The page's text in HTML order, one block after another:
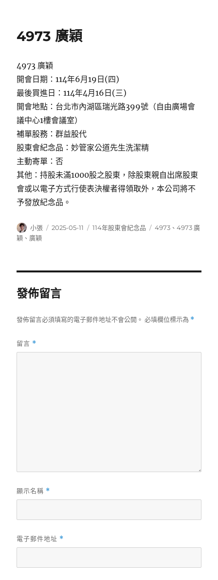
4973 廣穎
4973 廣穎
開會日期：114年6月19日(四)
最後買進日：114年4月16日(三)
開會地點：台北市內湖區瑞光路399號（自由廣場會
議中心1樓會議室）
補單股務：群益股代
股東會紀念品：妙管家公道先生洗潔精
主動寄單：否
其他：持股未滿1000股之股東，除股東親自出席股東
會或以電子方式行使表決權者得領取外，本公司將不
予發放紀念品。
作
者
小張
發
2025-05-11
分
114年股東會紀念品
標
4973 、4973 廣
穎 、 廣穎
發佈留言
發佈留言必須填寫的電子郵件地址不會公開。 必填欄位標示為 *
留言 *
顯示名稱 *
電子郵件地址 *